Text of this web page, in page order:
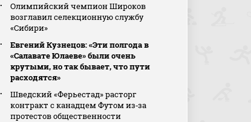
Олимпийский чемпион Широков
возглавил селекционную службу
«Сибири»
Евгений Кузнецов: «Эти полгода в
«Салавате Юлаеве» были очень
крутыми, но так бывает, что пути
расходятся»
Шведский «Ферьестад» расторг
контракт с канадцем Футом из‑за
протестов общественности